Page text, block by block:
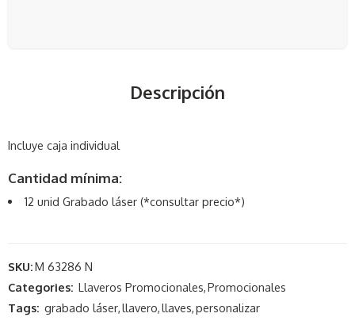
Descripción
Incluye caja individual
Cantidad mínima:
12 unid Grabado láser (*consultar precio*)
SKU:M 63286 N
Categories: Llaveros Promocionales,Promocionales
Tags: grabado láser,llavero,llaves,personalizar